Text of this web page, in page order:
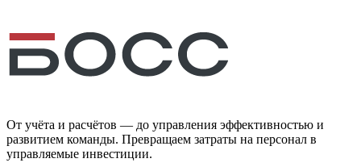
От учёта и расчётов — до управления эффективностью и
развитием команды. Превращаем затраты на персонал в
управляемые инвестиции.